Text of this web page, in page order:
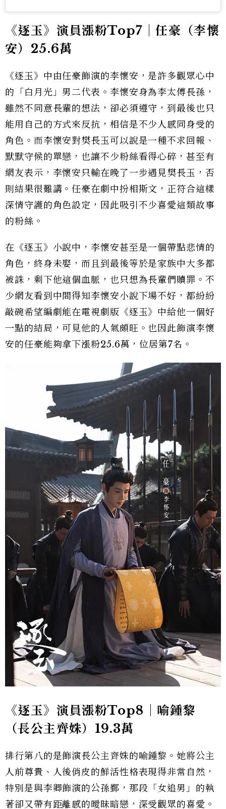
《逐玉》演員漲粉Top7｜任豪（李懷
安）25.6萬
《逐玉》中由任豪飾演的李懷安，是許多觀眾心中
的「白月光」男二代表。李懷安身為李太傅長孫，
雖然不同意長輩的想法，卻必須遵守，到最後也只
能用自己的方式來反抗，相信是不少人感同身受的
角色。而李懷安對樊長玉可以說是一種不求回報、
默默守候的單戀，也讓不少粉絲看得心碎，甚至有
網友表示，李懷安只輸在晚了一步遇見樊長玉，否
則結果很難講。任豪在劇中扮相斯文，正符合這樣
深情守護的角色設定，因此吸引不少喜愛這類故事
的粉絲。
在《逐玉》小說中，李懷安甚至是一個帶點悲情的
角色，終身未娶，而且到最後等於是家族中大多都
被誅，剩下他這個血脈，也只想為長輩們贖罪。不
少網友看到中間得知李懷安小說下場不好，都紛紛
敲碗希望編劇能在電視劇版《逐玉》中給他一個好
一點的結局，可見他的人氣頗旺。也因此飾演李懷
安的任豪能夠拿下漲粉25.6萬，位居第7名。
《逐玉》演員漲粉Top8｜喻鍾黎
（長公主齊姝）19.3萬
排行第八的是飾演長公主齊姝的喻鍾黎。她將公主
人前尊貴、人後俏皮的鮮活性格表現得非常自然，
特別是與李卿飾演的公孫鄞，那段「女追男」的執
著卻又帶有距離感的曖昧暗戀，深受觀眾的喜愛。